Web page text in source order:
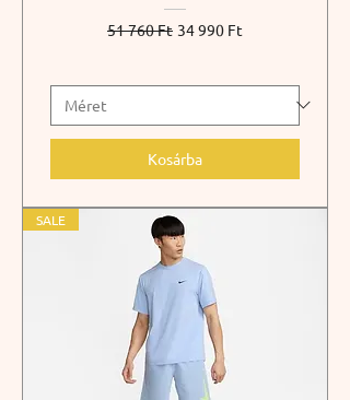
Szokásos ár
51 760 Ft Akciós ár
34 990 Ft
Kosárba
SALE